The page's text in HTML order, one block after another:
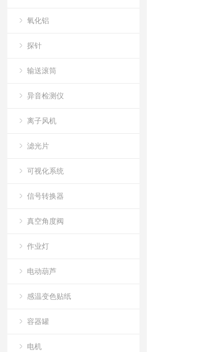
氧化铝
探针
输送滚筒
异音检测仪
离子风机
滤光片
可视化系统
信号转换器
真空角度阀
作业灯
电动葫芦
感温变色贴纸
容器罐
电机